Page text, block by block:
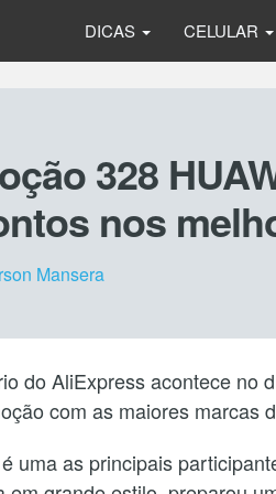
DICAS CELULAR
328
nos
Mansera
do AliExpress acontece no
com as maiores marcas
uma as principais